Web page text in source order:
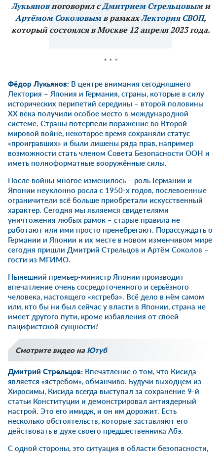
Лукьяновпоговорил сДмитрием Стрельцовыми
Артёмом Соколовымв рамкахЛектория СВОП,
который состоялся в Москве 12 апреля 2023 года.
* * *
Фёдор Лукьянов: В центре внимания сегодняшнего
Лектория – Япония и Германия, страны, которые в силу
исторических перипетий середины – второй половины
XX века получили особое место в международной
системе. Страны потерпели поражение во Второй
мировой войне, некоторое время сохраняли статус
«проигравших» и были лишены ряда прав, например
возможности стать членом Совета Безопасности ООН и
иметь полноформатные вооружённые силы.
После войны многое изменилось – роль Германии и
Японии неуклонно росла с 1950-х годов, послевоенные
ограничители всё больше приобретали искусственный
характер. Сегодня мы являемся свидетелями
уничтожения любых рамок – старые правила не
работают или ими просто пренебрегают. Порассуждать о
Германии и Японии и их месте в новом изменчивом мире
сегодня пришли Дмитрий Стрельцов и Артём Соколов –
гости из МГИМО.
Нынешний премьер-министр Японии производит
впечатление очень сосредоточенного и серьёзного
человека, настоящего «ястреба». Всё дело в нём самом
или, кто бы ни был сейчас у власти в Японии, страна не
имеет другого пути, кроме избавления от своей
пацифистской сущности?
Смотрите видео на Ютуб
Дмитрий Стрельцов: Впечатление о том, что Кисида
является «ястребом», обманчиво. Будучи выходцем из
Хиросимы, Кисида всегда выступал за сохранение 9-й
статьи Конституции и демонстрировал антиядерный
настрой. Это его имидж, и он им дорожит. Есть
несколько обстоятельств, которые заставляют его
действовать в духе своего предшественника Абэ.
С одной стороны, это ситуация в области безопасности,